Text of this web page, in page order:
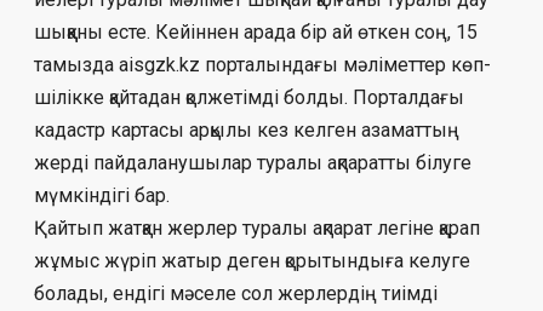
шыққаны есте. Кейін­нен арада бір ай өткен соң, 15
тамызда aisgzk.kz порталындағы мәліметтер көп­
шілікке қайтадан қолжетімді болды. Пор­талдағы
кадастр картасы арқылы кез келген азаматтың
жерді пайдаланушылар туралы ақпаратты білуге
мүмкіндігі бар.
Қайтып жатқан жерлер туралы ақпа­рат легіне қарап
жұмыс жүріп жатыр деген қорытындыға келуге
болады, ендігі мәселе сол жерлердің тиімді